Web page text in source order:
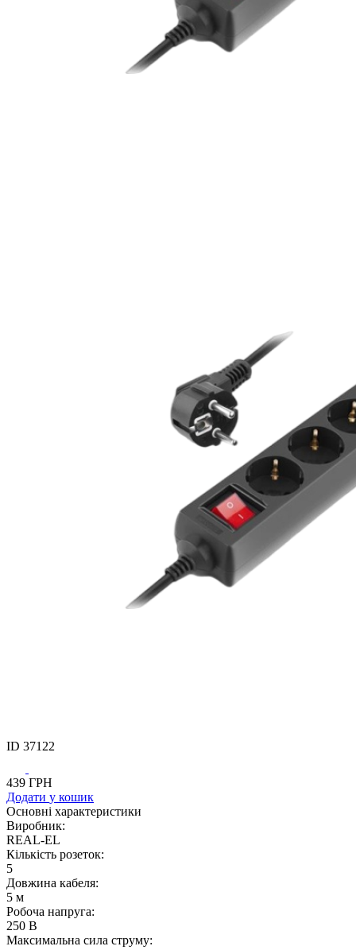
ID 37122
439 ГРН
Додати у кошик
Основнi характеристики
Виробник:
REAL-EL
Кількість розеток:
5
Довжина кабеля:
5 м
Робоча напруга:
250 В
Максимальна сила струму: